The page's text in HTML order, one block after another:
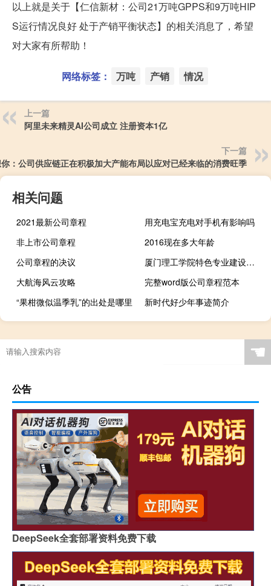
以上就是关于【仁信新材：公司21万吨GPPS和9万吨HIP
S运行情况良好 处于产销平衡状态】的相关消息了，希望
对大家有所帮助！
网络标签： 万吨 产销 情况
上一篇
阿里未来精灵AI公司成立 注册资本1亿
下一篇
：公司供应链正在积极加大产能布局以应对已经来临的消费旺季
相关问题
2021最新公司章程
用充电宝充电对手机有影响吗
非上市公司章程
2016现在多大年龄
公司章程的决议
厦门理工学院特色专业建设点有哪些
大航海风云攻略
完整word版公司章程范本
“果柑微似温季乳”的出处是哪里
新时代好少年事迹简介
☚
公告
DeepSeek全套部署资料免费下载